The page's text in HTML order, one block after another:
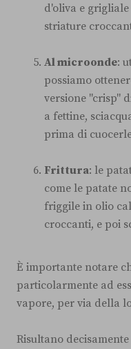
d'oliva e
striature
Al microonde:
possiamo
versione "crisp"
a fettine,
prima di
Frittura: le
come le patate
friggile in olio
croccanti, e poi
È importante notare
particolarmente ad
vapore, per via della
Risultano